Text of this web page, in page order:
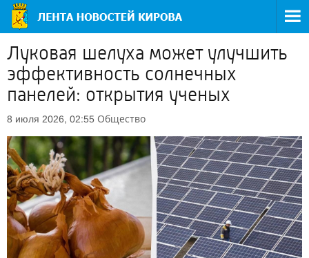
Луковая шелуха может улучшить
эффективность солнечных
панелей: открытия ученых
8 июля 2026, 02:55 Общество